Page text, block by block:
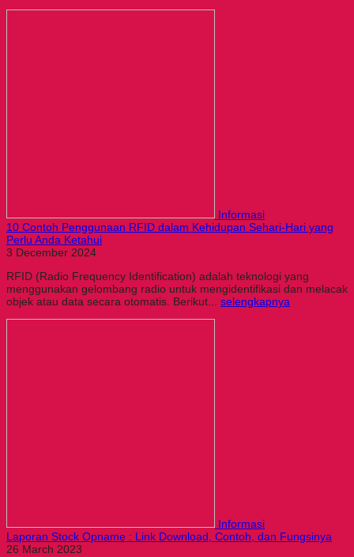
Informasi
10 Contoh Penggunaan RFID dalam Kehidupan Sehari-Hari yang
Perlu Anda Ketahui
3 December 2024
RFID (Radio Frequency Identification) adalah teknologi yang
menggunakan gelombang radio untuk mengidentifikasi dan melacak
objek atau data secara otomatis. Berikut... selengkapnya
Informasi
Laporan Stock Opname : Link Download, Contoh, dan Fungsinya
26 March 2023